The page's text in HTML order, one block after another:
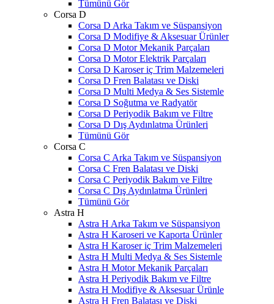
Tümünü Gör
Corsa D
Corsa D Arka Takım ve Süspansiyon
Corsa D Modifiye & Aksesuar Ürünler
Corsa D Motor Mekanik Parçaları
Corsa D Motor Elektrik Parçaları
Corsa D Karoser iç Trim Malzemeleri
Corsa D Fren Balatası ve Diski
Corsa D Multi Medya & Ses Sistemle
Corsa D Soğutma ve Radyatör
Corsa D Periyodik Bakım ve Filtre
Corsa D Dış Aydınlatma Ürünleri
Tümünü Gör
Corsa C
Corsa C Arka Takım ve Süspansiyon
Corsa C Fren Balatası ve Diski
Corsa C Periyodik Bakım ve Filtre
Corsa C Dış Aydınlatma Ürünleri
Tümünü Gör
Astra H
Astra H Arka Takım ve Süspansiyon
Astra H Karoseri ve Kaporta Ürünler
Astra H Karoser iç Trim Malzemeleri
Astra H Multi Medya & Ses Sistemle
Astra H Motor Mekanik Parçaları
Astra H Periyodik Bakım ve Filtre
Astra H Modifiye & Aksesuar Ürünle
Astra H Fren Balatası ve Diski